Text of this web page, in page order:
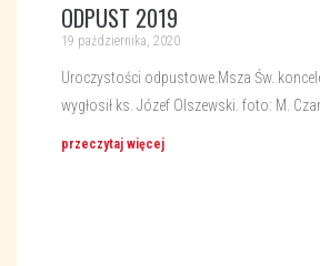
ODPUST 2019
19 października, 2020
Uroczystości odpustowe.Msza Św.
wygłosił ks. Józef Olszewski. foto: M.
przeczytaj więcej